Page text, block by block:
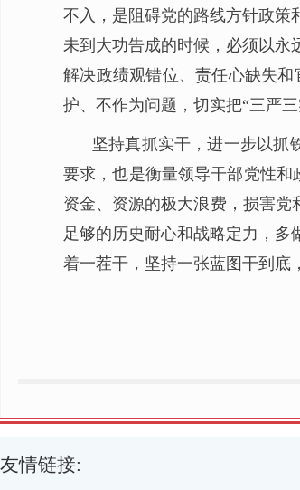
不入，是阻碍党的路线方针政策
未到大功告成的时候，必须以永
解决政绩观错位、责任心缺失
护、不作为问题，切实把“三严
坚持真抓实干，进一步以抓
要求，也是衡量领导干部党性
资金、资源的极大浪费，损害党
足够的历史耐心和战略定力，
着一茬干，坚持一张蓝图干到底
友情链接: